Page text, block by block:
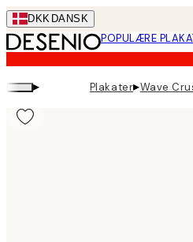
Skip
to
main
content.
DKK DANSK
POPULÆRE
▸ Plakater▸Wave